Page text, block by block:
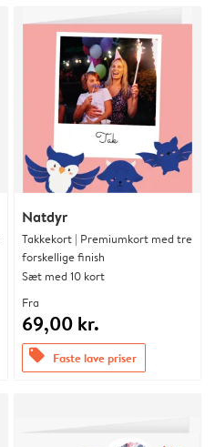
Natdyr
Takkekort | Premiumkort med tre
forskellige finish
Sæt med 10 kort
Fra
69,00 kr.
offers Faste lave priser